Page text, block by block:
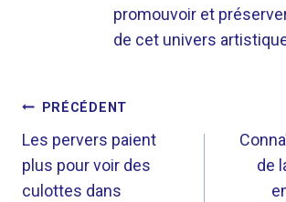
promouvoir et
de cet univers
NAVIGATION
DE
L’ARTICLE
PRÉCÉDENT
Les pervers paient
plus pour voir des
culottes dans
de